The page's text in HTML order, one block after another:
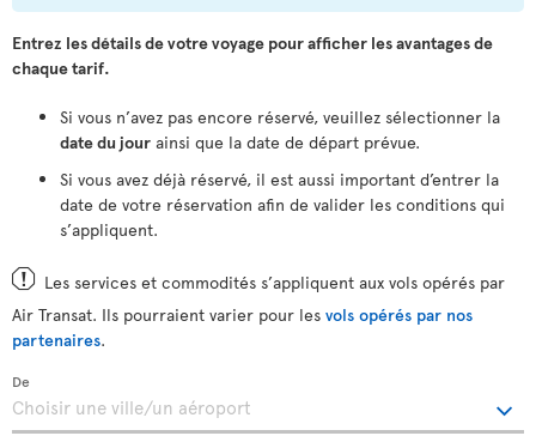
Entrez les détails de votre voyage pour afficher les avantages de
chaque tarif.
Si vous n’avez pas encore réservé, veuillez sélectionner la
date du jour ainsi que la date de départ prévue.
Si vous avez déjà réservé, il est aussi important d’entrer la
date de votre réservation afin de valider les conditions qui
s’appliquent.
Les services et commodités s’appliquent aux vols opérés par
Air Transat. Ils pourraient varier pour les vols opérés par nos
partenaires.
De